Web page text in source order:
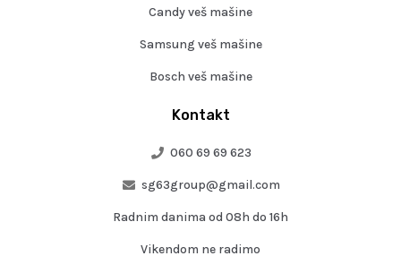
Kontakt
060 69 69 623
sg63group@gmail.com
Radnim danima od 08h do 16h
Vikendom ne radimo
Candy veš mašine
Samsung veš mašine
Bosch veš mašine